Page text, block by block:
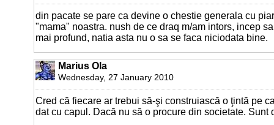
din pacate se pare ca devine o chestie generala cu
"mama" noastra. nush de ce draq m/am intors, incep
mai profund, natia asta nu o sa se faca niciodata bine.
Marius Ola
Wednesday, 27 January 2010
Cred că fiecare ar trebui să-şi construiască o ţintă pe
dat cu capul. Dacă nu să o procure din societate. Sunt